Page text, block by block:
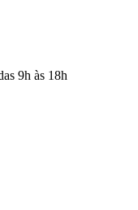
9h às 18h